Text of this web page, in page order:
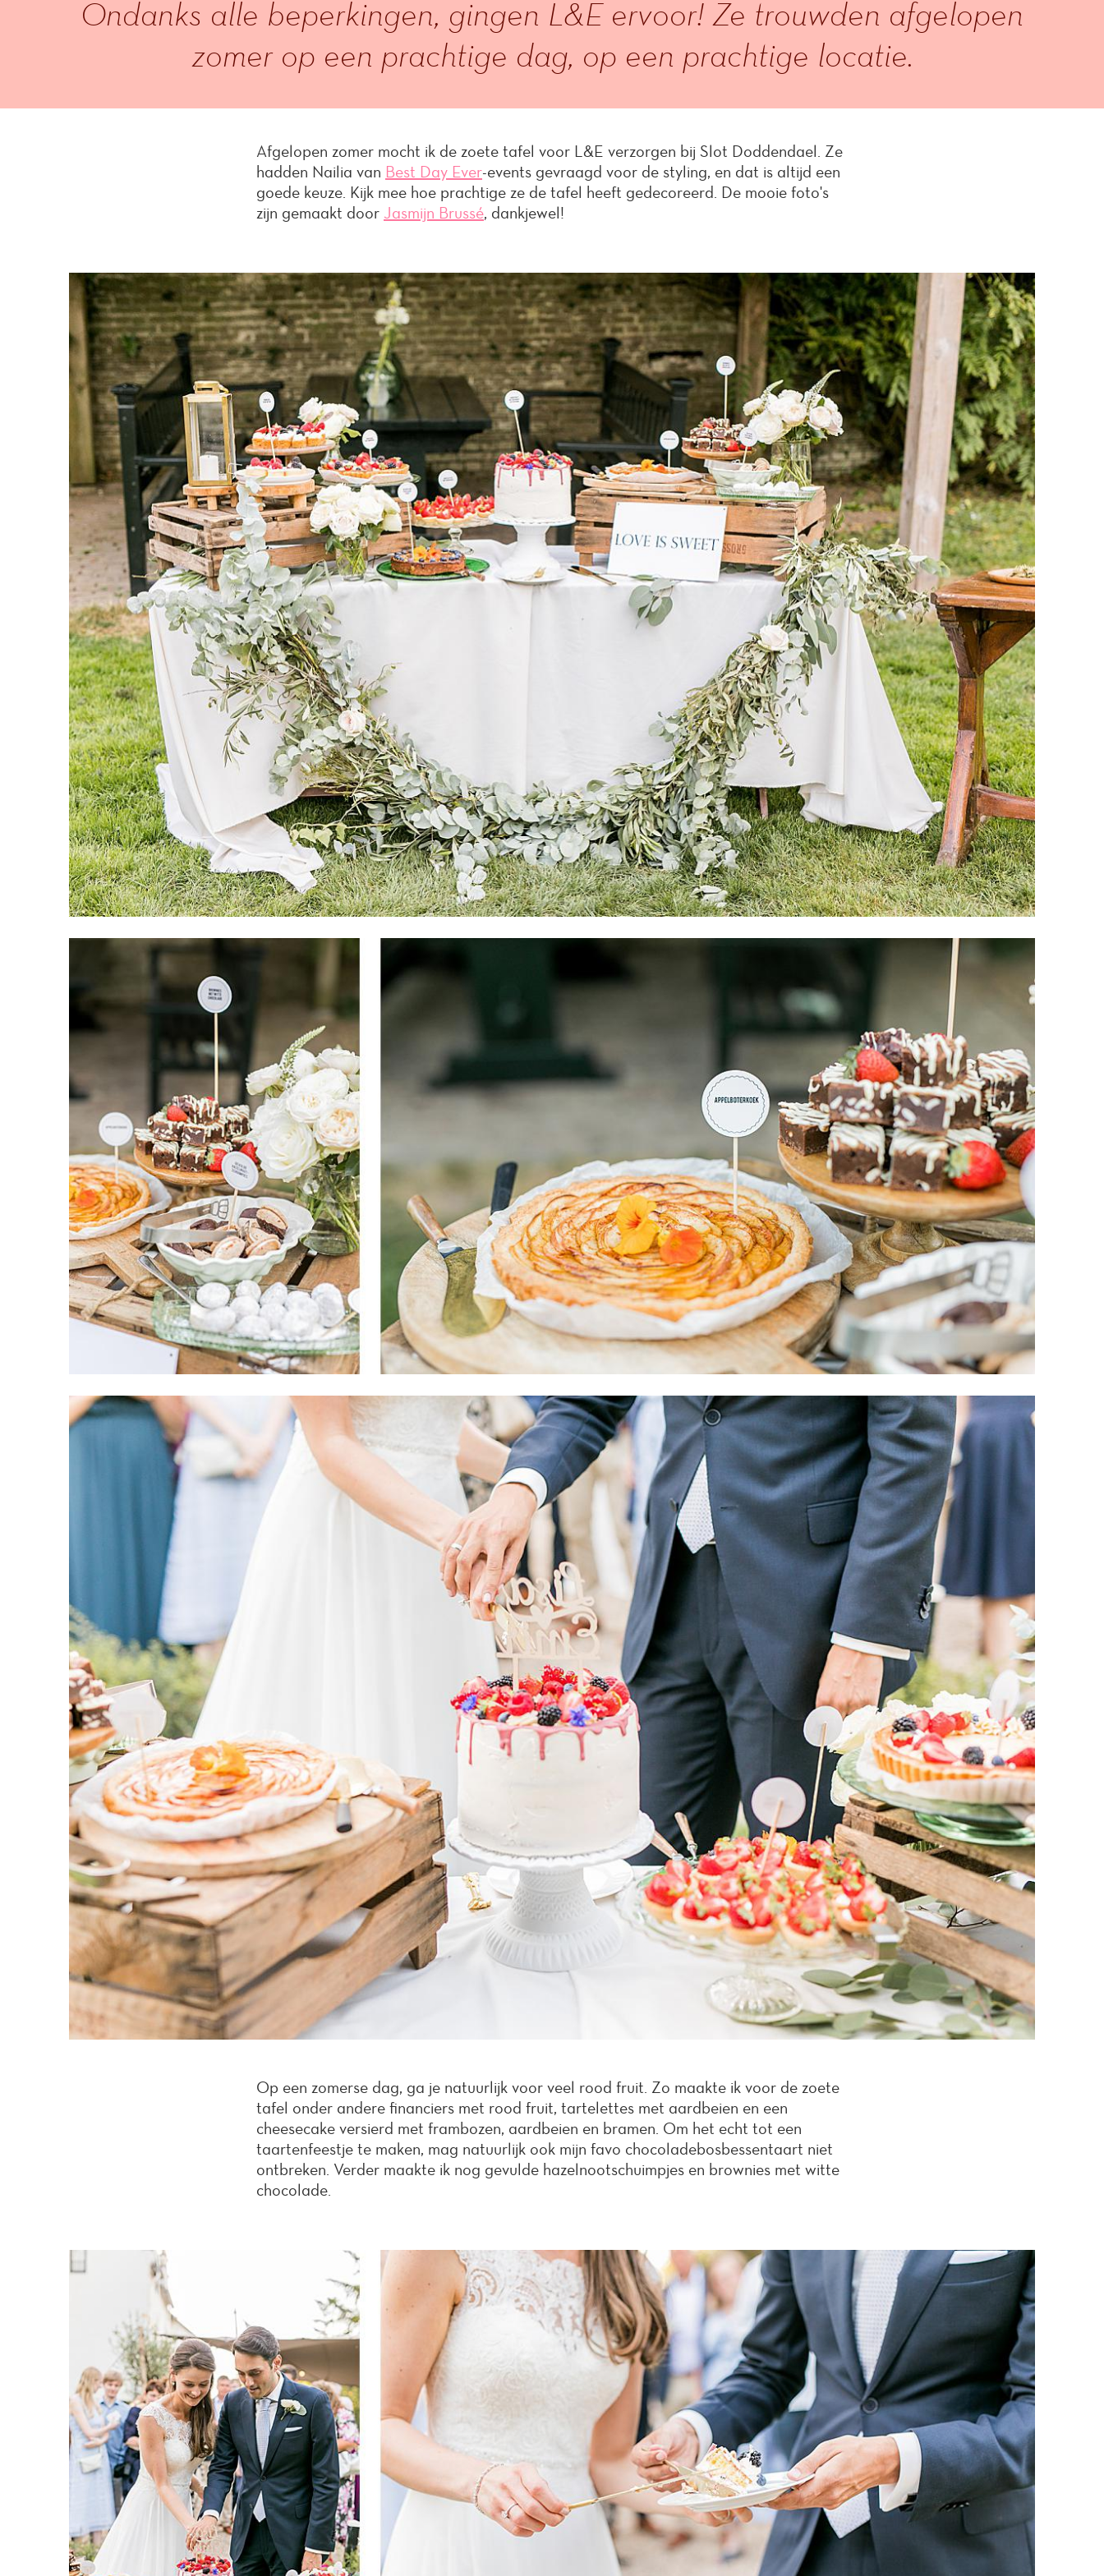
Ondanks alle beperkingen, gingen L&E ervoor! Ze trouwden afgelopen
zomer op een prachtige dag, op een prachtige locatie.
Afgelopen zomer mocht ik de zoete tafel voor L&E verzorgen bij Slot Doddendael. Ze
hadden Nailia van Best Day Ever-events gevraagd voor de styling, en dat is altijd een
goede keuze. Kijk mee hoe prachtige ze de tafel heeft gedecoreerd. De mooie foto's
zijn gemaakt door Jasmijn Brussé, dankjewel!
Op een zomerse dag, ga je natuurlijk voor veel rood fruit. Zo maakte ik voor de zoete
tafel onder andere financiers met rood fruit, tartelettes met aardbeien en een
cheesecake versierd met frambozen, aardbeien en bramen. Om het echt tot een
taartenfeestje te maken, mag natuurlijk ook mijn favo chocoladebosbessentaart niet
ontbreken. Verder maakte ik nog gevulde hazelnootschuimpjes en brownies met witte
chocolade.